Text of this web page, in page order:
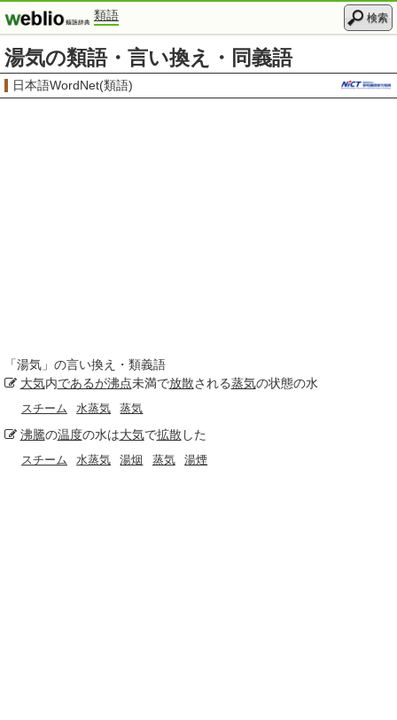
類語 検索
湯気の類語・言い換え・同義語
日本語WordNet(類語)
「湯気 」の言い換え・類義語
大気内であるが沸点未満で放散される蒸気の状態の水
スチーム 水蒸気 蒸気
沸騰の温度の水は大気で拡散 した
スチーム 水蒸気 湯烟 蒸気 湯煙